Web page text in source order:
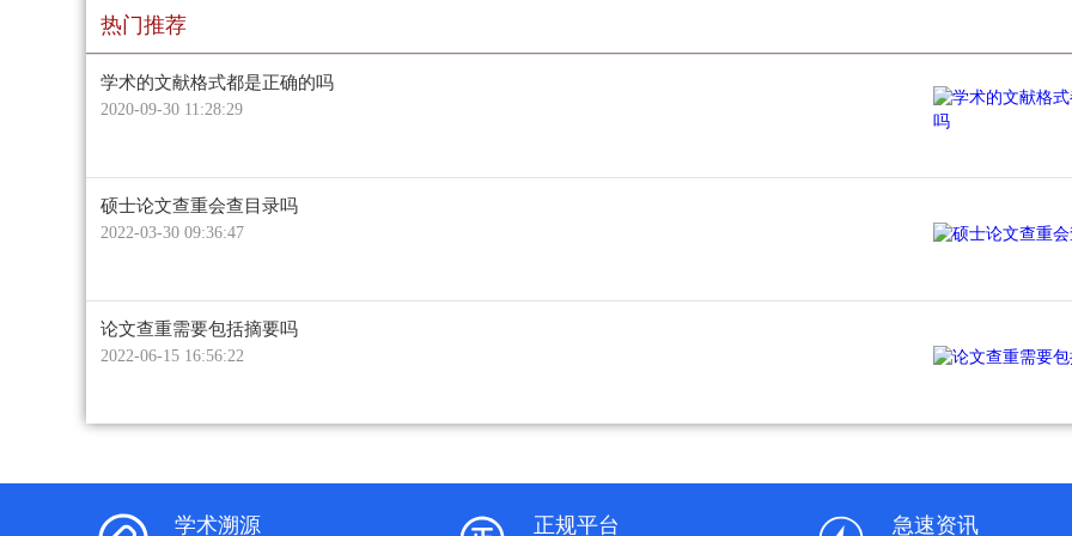
热门推荐
学术的文献格式都是正确的吗
2020-09-30 11:28:29
硕士论文查重会查目录吗
2022-03-30 09:36:47
论文查重需要包括摘要吗
2022-06-15 16:56:22
学术溯源 正规平台 急速资讯